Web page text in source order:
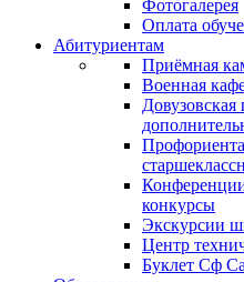
Фотогалерея
Оплата
Абитуриентам
Приёмная
Военная
Довузовская
конкурсы
Экскурсии
Центр
Буклет Сф